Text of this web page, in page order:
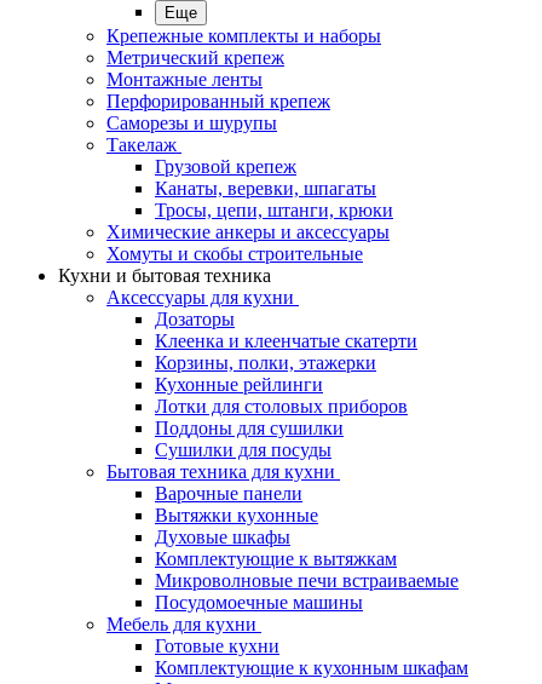
Еще
Крепежные комплекты и наборы
Метрический крепеж
Монтажные ленты
Перфорированный крепеж
Саморезы и шурупы
Такелаж
Грузовой крепеж
Канаты, веревки, шпагаты
Тросы, цепи, штанги, крюки
Химические анкеры и аксессуары
Хомуты и скобы строительные
Кухни и бытовая техника
Аксессуары для кухни
Дозаторы
Клеенка и клеенчатые скатерти
Корзины, полки, этажерки
Кухонные рейлинги
Лотки для столовых приборов
Поддоны для сушилки
Сушилки для посуды
Бытовая техника для кухни
Варочные панели
Вытяжки кухонные
Духовые шкафы
Комплектующие к вытяжкам
Микроволновые печи встраиваемые
Посудомоечные машины
Мебель для кухни
Готовые кухни
Комплектующие к кухонным шкафам